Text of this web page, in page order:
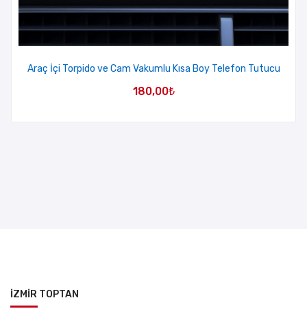
Araç İçi Torpido ve Cam Vakumlu Kısa Boy Telefon Tutucu
180,00₺
İZMİR TOPTAN